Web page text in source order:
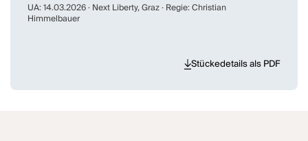
UA: 14.03.2026 · Next Liberty, Graz · Regie: Christian
Himmelbauer
Stückedetails als PDF